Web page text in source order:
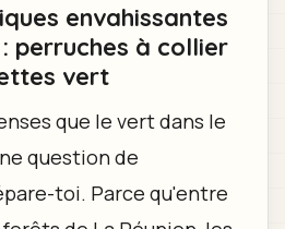
envahissantes
perruches à collier
vert
que le vert dans le
question de
toi. Parce qu'entre